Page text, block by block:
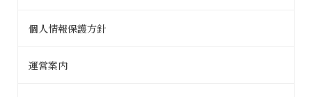
個人情報保護方針
運営案内